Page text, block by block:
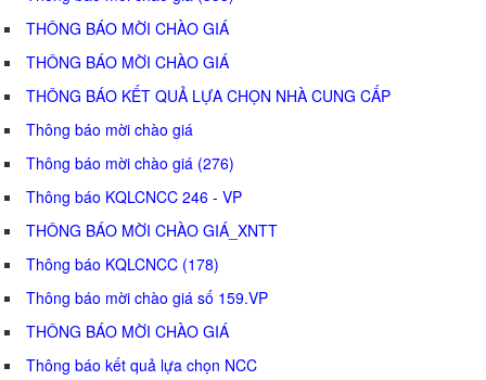
THÔNG BÁO MỜI CHÀO GIÁ
THÔNG BÁO MỜI CHÀO GIÁ
THÔNG BÁO KẾT QUẢ LỰA CHỌN NHÀ CUNG CẤP
Thông báo mời chào giá
Thông báo mời chào giá (276)
Thông báo KQLCNCC 246 - VP
THÔNG BÁO MỜI CHÀO GIÁ_XNTT
Thông báo KQLCNCC (178)
Thông báo mời chào giá số 159.VP
THÔNG BÁO MỜI CHÀO GIÁ
Thông báo kết quả lựa chọn NCC